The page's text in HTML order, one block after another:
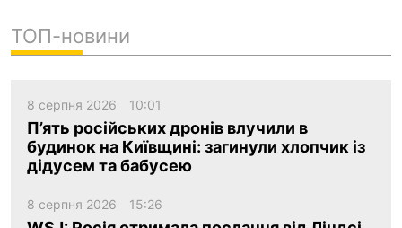
ТОП-новини
8 серпня 2026 10:01
П’ять російських дронів влучили в
будинок на Київщині: загинули хлопчик із
дідусем та бабусею
8 серпня 2026 15:26